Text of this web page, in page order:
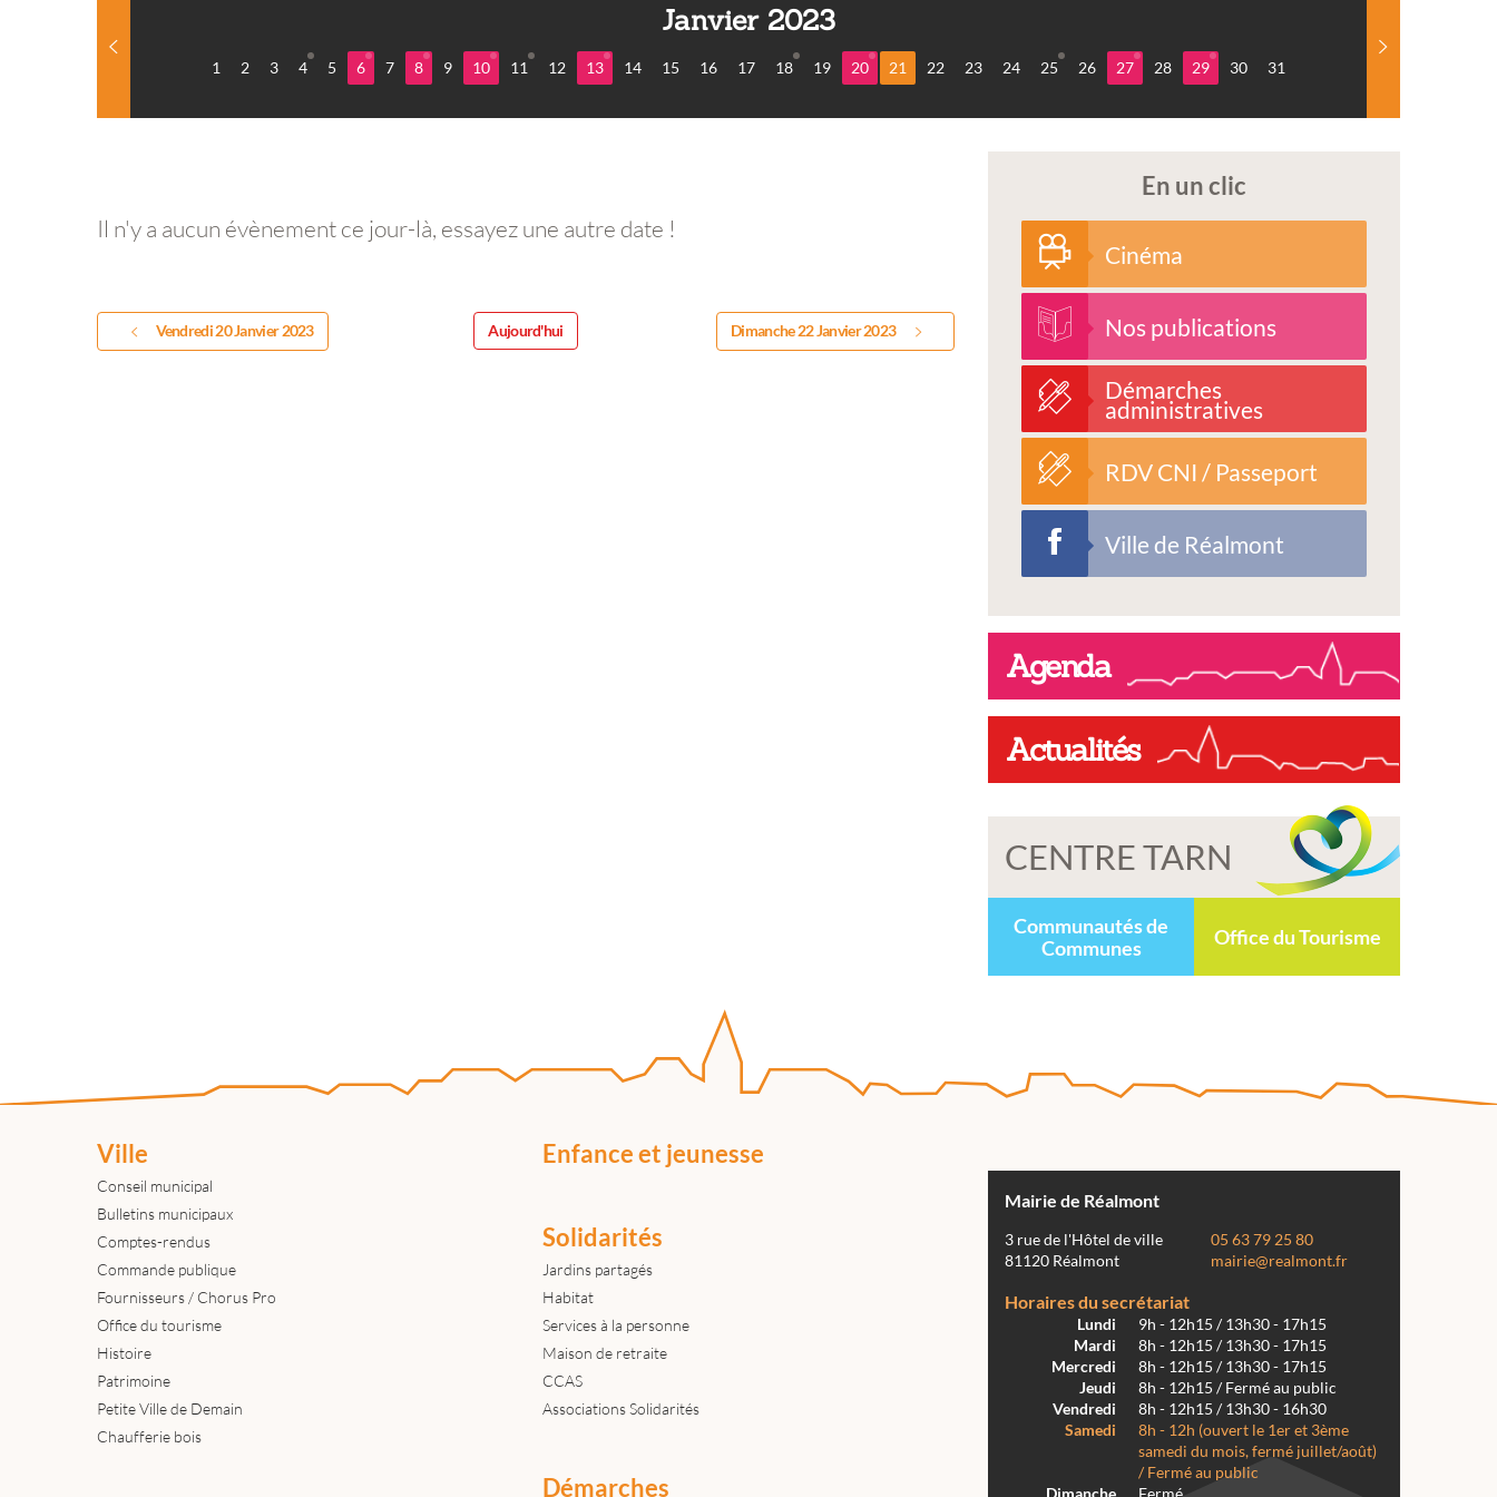
Janvier 2023
1 2 3 4 5 6 7 8 9 10 11 12 13 14 15 16 17 18 19 20 21 22 23 24 25 26 27 28 29 30 31
Il n'y a aucun évènement ce jour-là, essayez une autre date !
Vendredi 20 Janvier 2023 Aujourd'hui Dimanche 22 Janvier 2023
En un clic
Cinéma
Nos publications
Démarches
administratives
RDV CNI / Passeport
Ville de Réalmont
Agenda
Actualités
CENTRE TARN
Communautés de
Communes
Office du Tourisme
Ville
Conseil municipal
Bulletins municipaux
Comptes-rendus
Commande publique
Fournisseurs / Chorus Pro
Office du tourisme
Histoire
Patrimoine
Petite Ville de Demain
Chaufferie bois
Enfance et jeunesse
Solidarités
Jardins partagés
Habitat
Services à la personne
Maison de retraite
CCAS
Associations Solidarités
Démarches
Mairie de Réalmont
3 rue de l'Hôtel de ville
81120 Réalmont
05 63 79 25 80
mairie@realmont.fr
Horaires du secrétariat
Lundi
9h - 12h15 / 13h30 - 17h15
Mardi
8h - 12h15 / 13h30 - 17h15
Mercredi
8h - 12h15 / 13h30 - 17h15
Jeudi
8h - 12h15 / Fermé au public
Vendredi
8h - 12h15 / 13h30 - 16h30
Samedi
8h - 12h (ouvert le 1er et 3ème
samedi du mois, fermé juillet/août)
/ Fermé au public
Dimanche
Fermé